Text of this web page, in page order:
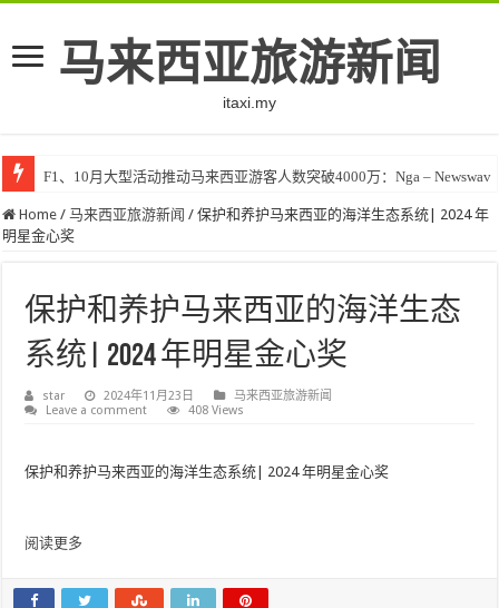
马来西亚旅游新闻
itaxi.my
F1、10月大型活动推动马来西亚游客人数突破4000万：Nga – Newswav
Home / 马来西亚旅游新闻 / 保护和养护马来西亚的海洋生态系统| 2024 年
明星金心奖
保护和养护马来西亚的海洋生态
系统| 2024 年明星金心奖
star 2024年11月23日
马来西亚旅游新闻
Leave a comment
408 Views
保护和养护马来西亚的海洋生态系统| 2024 年明星金心奖
阅读更多